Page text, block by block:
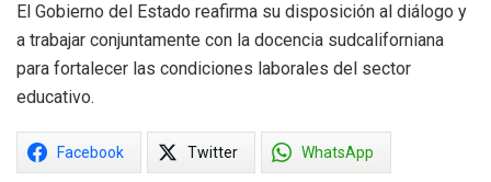
El Gobierno del Estado reafirma su disposición al diálogo y
a trabajar conjuntamente con la docencia sudcaliforniana
para fortalecer las condiciones laborales del sector
educativo.
Facebook Twitter WhatsApp